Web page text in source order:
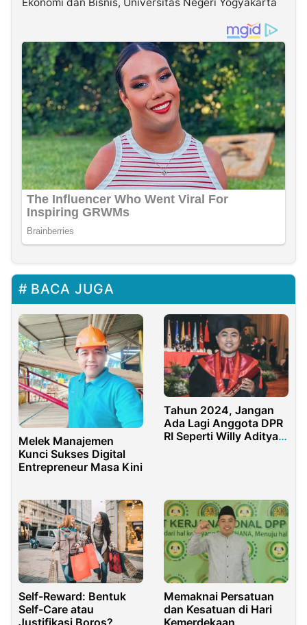
BACA JUGA
Melek Manajemen
Kunci Sukses Digital
Entrepreneur Masa Kini
Tahun 2024, Jangan
Ada Lagi Anggota DPR
RI Seperti Willy Aditya
Self-Reward: Bentuk
Self-Care atau
Justifikasi Boros?
Memaknai Persatuan
dan Kesatuan di Hari
Kemerdekaan